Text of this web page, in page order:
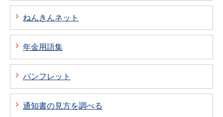
ねんきんネット
年金用語集
パンフレット
通知書の見方を調べる